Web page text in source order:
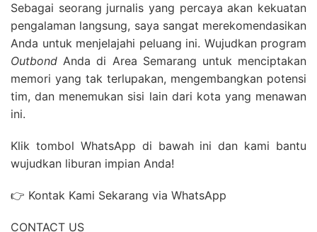
Sebagai seorang jurnalis yang percaya akan kekuatan
pengalaman langsung, saya sangat merekomendasikan
Anda untuk menjelajahi peluang ini. Wujudkan program
Outbond Anda di Area Semarang untuk menciptakan
memori yang tak terlupakan, mengembangkan potensi
tim, dan menemukan sisi lain dari kota yang menawan
ini.
Klik tombol WhatsApp di bawah ini dan kami bantu
wujudkan liburan impian Anda!
👉 Kontak Kami Sekarang via WhatsApp
CONTACT US